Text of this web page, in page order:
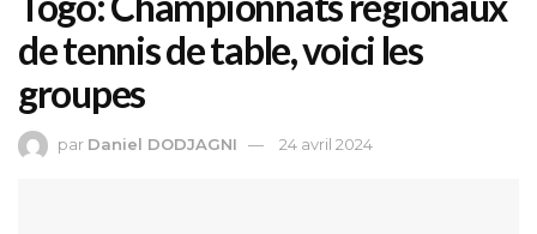
de tennis de table, voici les
groupes
par Daniel DODJAGNI 24 avril 2024